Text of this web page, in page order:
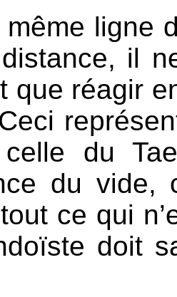
ligne
il
que réagir
du
du
ce qui
doit